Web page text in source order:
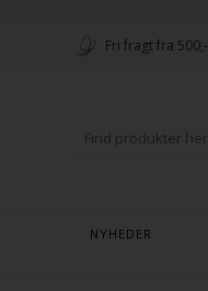
Fri fragt fra 500,-
NYHEDER